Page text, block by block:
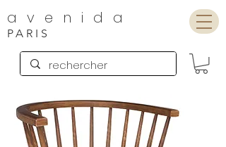
avenida
PARIS